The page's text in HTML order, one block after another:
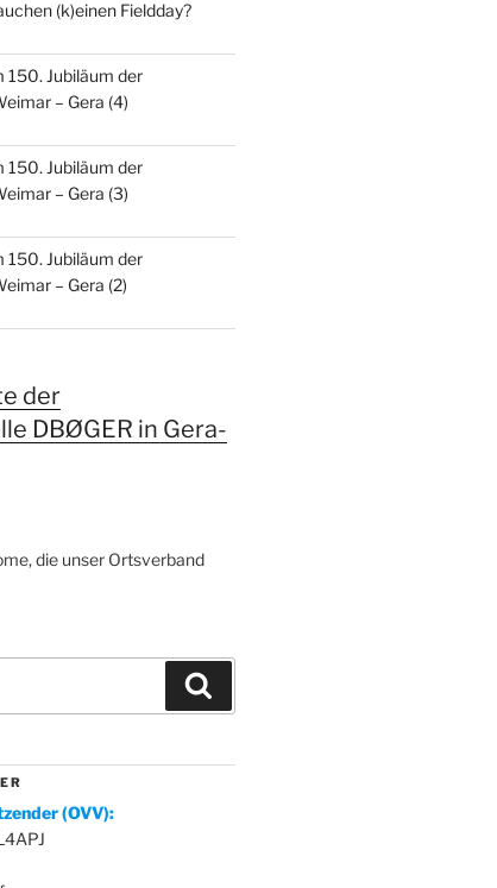
(k)einen Fieldday?
150. Jubiläum der
– Gera (4)
150. Jubiläum der
– Gera (3)
150. Jubiläum der
– Gera (2)
der
DBØGER in Gera-
die unser Ortsverband
R
(OVV):